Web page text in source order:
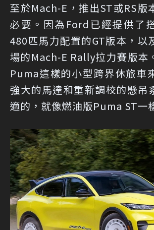
至於Mach-E，推出ST或RS版
必要。因為Ford已經提供了
480匹馬力配置的GT版本，以
場的Mach-E Rally拉力賽版本
Puma這樣的小型跨界休旅車
強大的馬達和重新調校的懸吊
適的，就像燃油版Puma ST一